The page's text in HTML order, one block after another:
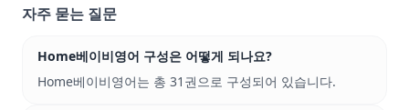
자주 묻는 질문
Home베이비영어 구성은 어떻게 되나요?
Home베이비영어는 총 31권으로 구성되어 있습니다.